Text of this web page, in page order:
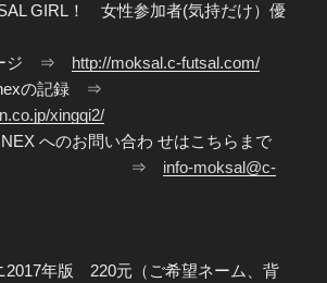
GIRL！ 女性参加者(気持だけ）優
ジ ⇒ http://moksal.c-futsal.com/
の記録 ⇒
xingqi2/
へのお問い合わ せはこちらまで
info-moksal@c-
年版 220元（ご希望ネーム、背